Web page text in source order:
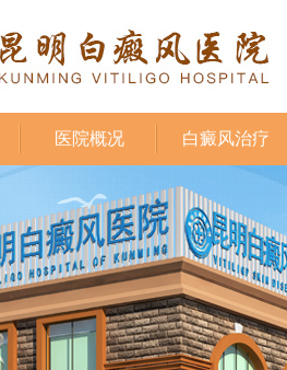
医院概况 白癜风治疗